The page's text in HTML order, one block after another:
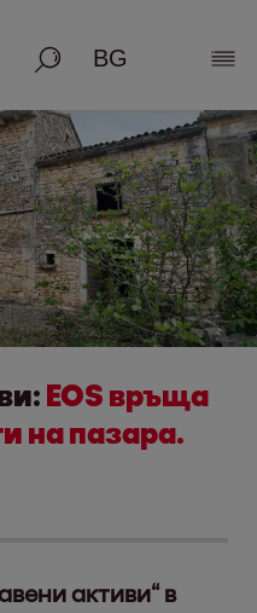
Търсене
EOS връща
на пазара.
активи“ в